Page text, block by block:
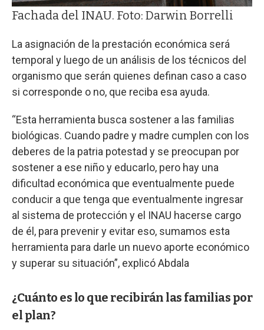
Fachada del INAU. Foto: Darwin Borrelli
La asignación de la prestación económica será
temporal y luego de un análisis de los técnicos del
organismo que serán quienes definan caso a caso
si corresponde o no, que reciba esa ayuda.
“Esta herramienta busca sostener a las familias
biológicas. Cuando padre y madre cumplen con los
deberes de la patria potestad y se preocupan por
sostener a ese niño y educarlo, pero hay una
dificultad económica que eventualmente puede
conducir a que tenga que eventualmente ingresar
al sistema de protección y el INAU hacerse cargo
de él, para prevenir y evitar eso, sumamos esta
herramienta para darle un nuevo aporte económico
y superar su situación”, explicó Abdala
¿Cuánto es lo que recibirán las familias por
el plan?